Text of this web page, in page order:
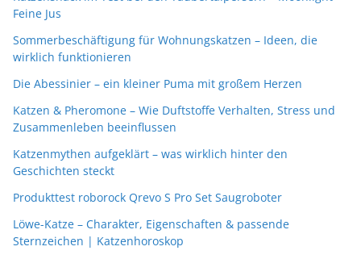
Feine Jus
Sommerbeschäftigung für Wohnungskatzen – Ideen, die
wirklich funktionieren
Die Abessinier – ein kleiner Puma mit großem Herzen
Katzen & Pheromone – Wie Duftstoffe Verhalten, Stress und
Zusammenleben beeinflussen
Katzenmythen aufgeklärt – was wirklich hinter den
Geschichten steckt
Produkttest roborock Qrevo S Pro Set Saugroboter
Löwe-Katze – Charakter, Eigenschaften & passende
Sternzeichen | Katzenhoroskop